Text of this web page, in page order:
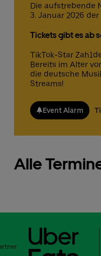
Die aufstrebende
3. Januar 2026
Tickets gibt es ab
TikTok-Star
Bereits im Alter
die deutsche
Streams!
Event Alarm
Alle